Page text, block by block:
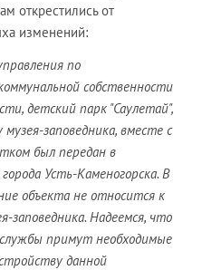
открестились от
изменений:
по
собственности
детский парк "Саулетай",
заповедника, вместе с
был передан в
Усть-Каменогорска. В
объекта не относится к
заповедника. Надеемся, что
примут необходимые
данной